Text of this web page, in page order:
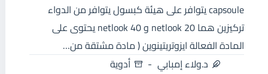
capsoule يتوافر على هيئة كبسول يتوافر من الدواء
تركيزين هما netlook 20 و 40 netlook يحتوى على
المادة الفعالة ايزوتريتينوين ( مادة مشتقة من…
د.ولاء إمبابي
أدوية